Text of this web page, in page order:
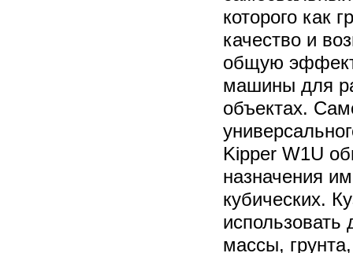
которого как
качество и
общую
машины для
объектах.
Kipper W1U
назначения
кубических.
использовать
массы,